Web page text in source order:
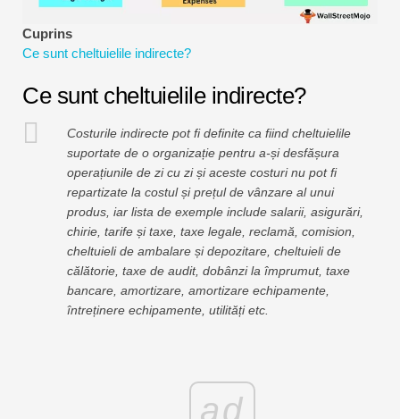
Formular complet
Tutoriale de gestionare a riscurilor
Cuprins
Ce sunt cheltuielile indirecte?
Ce sunt cheltuielile indirecte?
Costurile indirecte pot fi definite ca fiind cheltuielile
suportate de o organizație pentru a-și desfășura
operațiunile de zi cu zi și aceste costuri nu pot fi
repartizate la costul și prețul de vânzare al unui
produs, iar lista de exemple include salarii, asigurări,
chirie, tarife și taxe, taxe legale, reclamă, comision,
cheltuieli de ambalare și depozitare, cheltuieli de
călătorie, taxe de audit, dobânzi la împrumut, taxe
bancare, amortizare, amortizare echipamente,
întreținere echipamente, utilități etc.
ad